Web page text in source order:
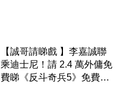
【誠哥請睇戲 】李嘉誠聯
乘迪士尼！請 2.4 萬外傭免
費睇《反斗奇兵5》免費包